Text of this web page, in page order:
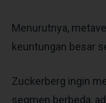
Menurutnya,
keuntungan besar
Zuckerberg ingin
segmen berbeda,